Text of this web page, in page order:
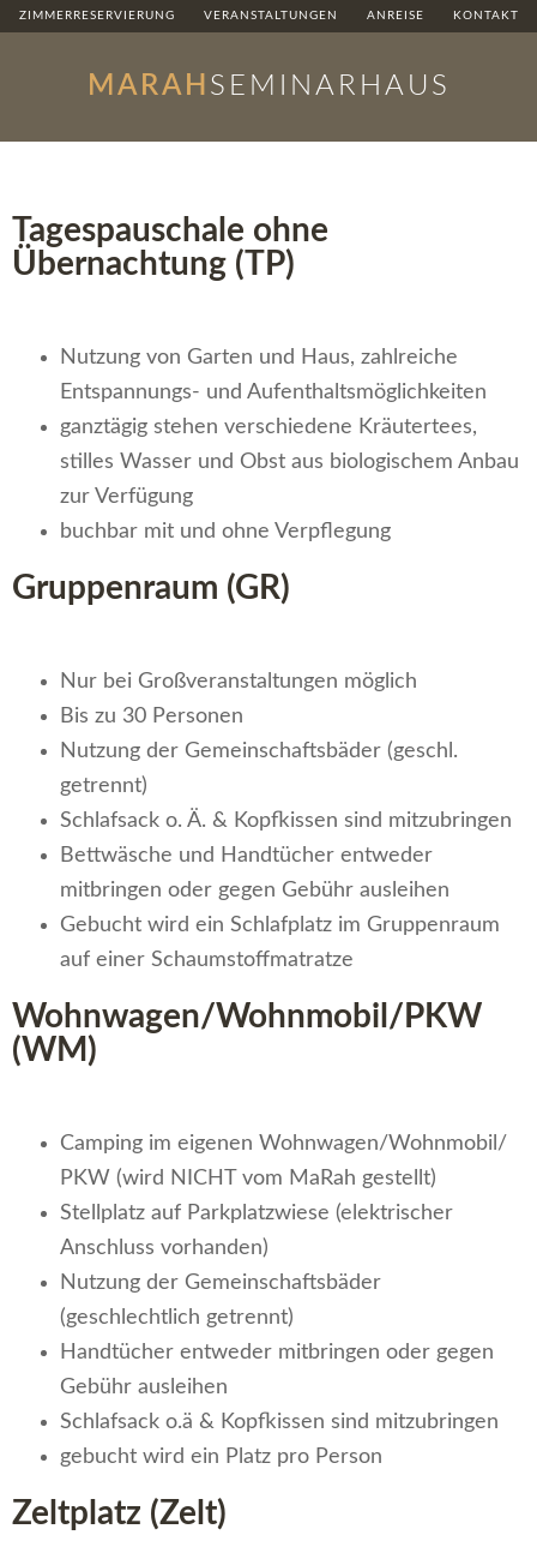
ZIMMERRESERVIERUNG VERANSTALTUNGEN ANREISE KONTAKT
MARAH SEMINARHAUS
Tagespauschale ohne
Übernachtung (TP)
Nutzung von Garten und Haus, zahlreiche
Entspannungs- und Aufenthaltsmöglichkeiten
ganztägig stehen verschiedene Kräutertees,
stilles Wasser und Obst aus biologischem Anbau
zur Verfügung
buchbar mit und ohne Verpflegung
Gruppenraum (GR)
Nur bei Großveranstaltungen möglich
Bis zu 30 Personen
Nutzung der Gemeinschaftsbäder (geschl.
getrennt)
Schlafsack o. Ä. & Kopfkissen sind mitzubringen
Bettwäsche und Handtücher entweder
mitbringen oder gegen Gebühr ausleihen
Gebucht wird ein Schlafplatz im Gruppenraum
auf einer Schaumstoffmatratze
Wohnwagen/Wohnmobil/PKW
(WM)
Camping im eigenen Wohnwagen/Wohnmobil/
PKW (wird NICHT vom MaRah gestellt)
Stellplatz auf Parkplatzwiese (elektrischer
Anschluss vorhanden)
Nutzung der Gemeinschaftsbäder
(geschlechtlich getrennt)
Handtücher entweder mitbringen oder gegen
Gebühr ausleihen
Schlafsack o.ä & Kopfkissen sind mitzubringen
gebucht wird ein Platz pro Person
Zeltplatz (Zelt)